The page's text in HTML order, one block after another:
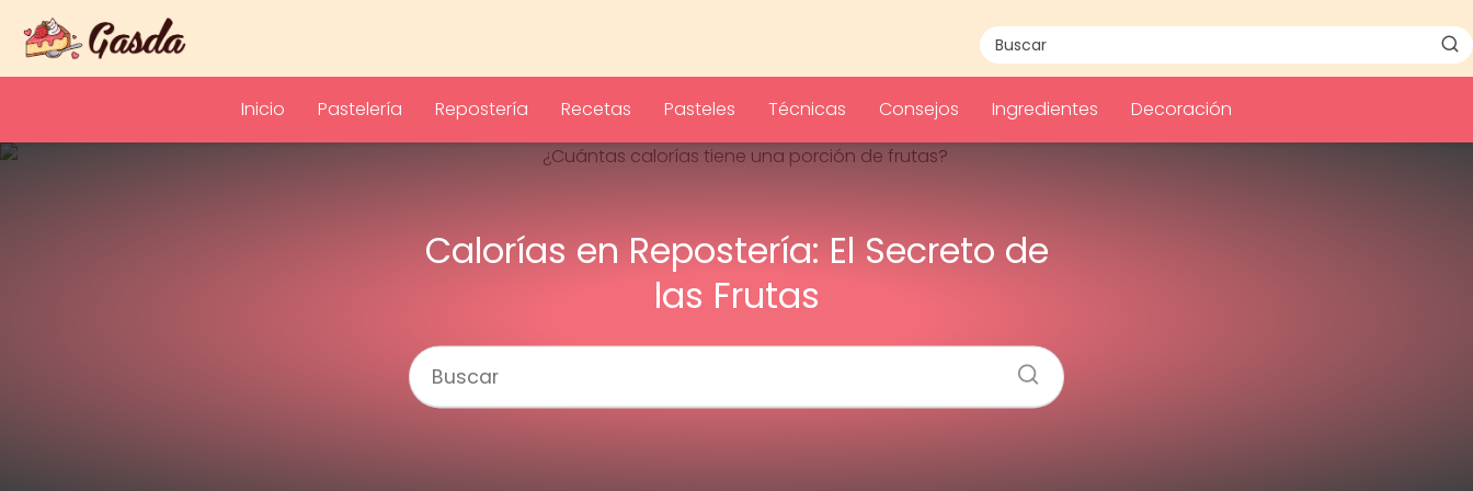
Inicio Pastelería Repostería Recetas Pasteles Técnicas Consejos Ingredientes Decoración
Calorías en Repostería: El Secreto de
las Frutas